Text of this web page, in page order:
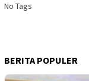
No Tags
BERITA POPULER